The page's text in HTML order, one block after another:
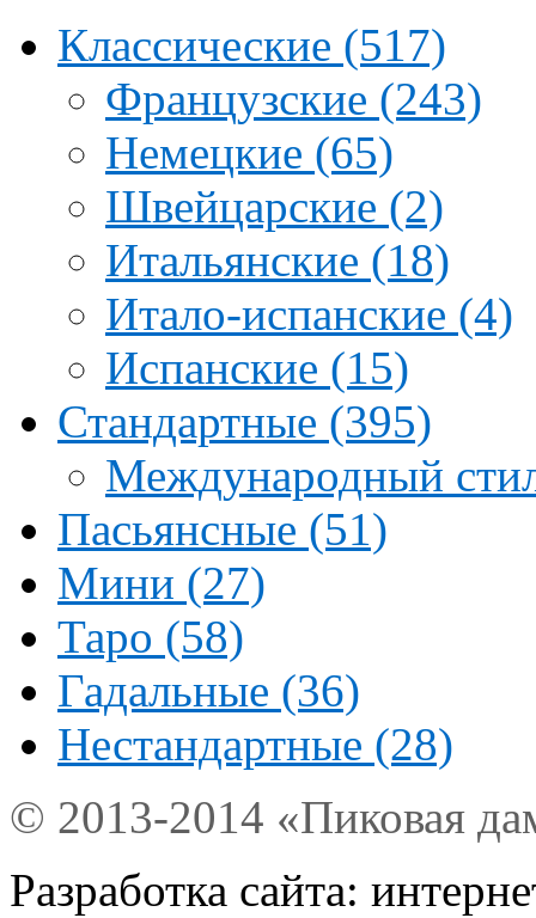
Классические (517)
Французские (243)
Немецкие (65)
Швейцарские (2)
Итальянские (18)
Итало-испанские (4)
Испанские (15)
Стандартные (395)
Международный
Пасьянсные (51)
Мини (27)
Таро (58)
Гадальные (36)
Нестандартные (28)
© 2013-2014 «Пиковая
Разработка сайта: